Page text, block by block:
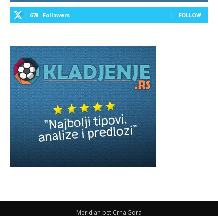
678 Followers FOLLOW
Meridian bet Crna Gora